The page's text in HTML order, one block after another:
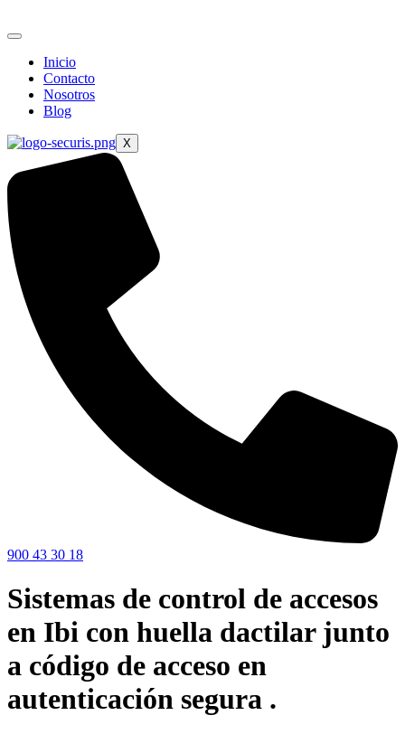
al
Inicio
Contacto
Nosotros
Blog
X
900 43 30 18
Sistemas de control de accesos
en Ibi con huella dactilar junto
a código de acceso en
autenticación segura .